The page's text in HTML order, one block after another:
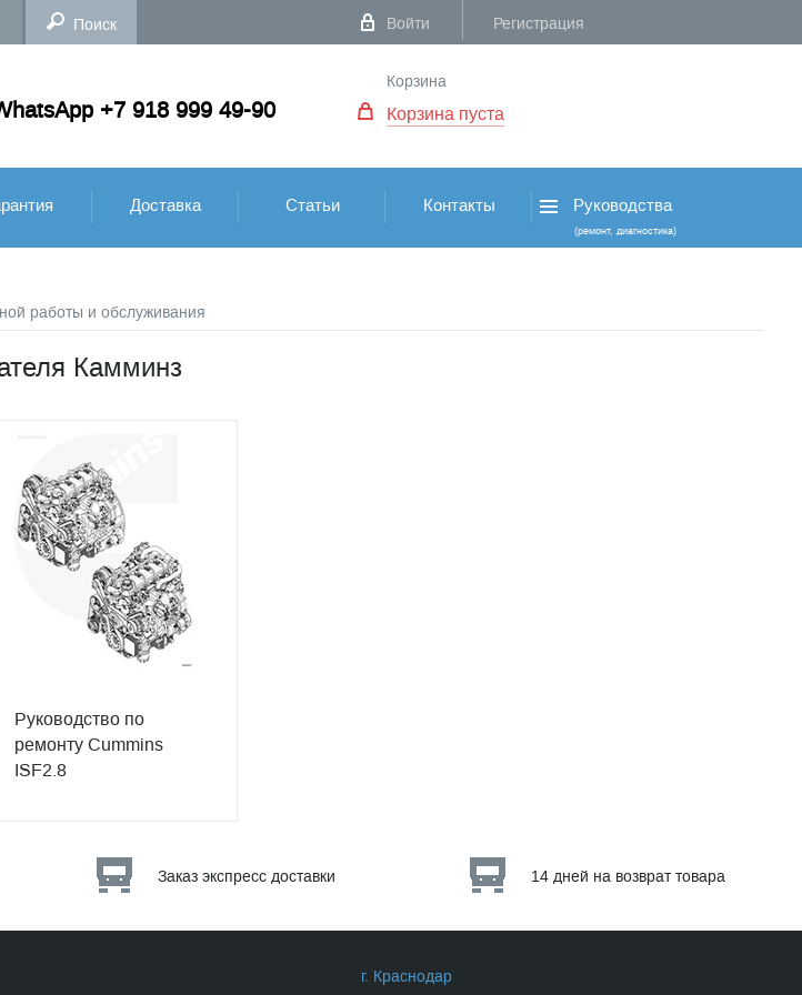
Войти Регистрация
+7 918 999 49-90
Корзина
Корзина пуста
Доставка Статьи Контакты Руководства
(ремонт, диагностика)
работы и обслуживания
Камминз
Руководство по
ремонту Cummins
ISF2.8
Заказ экспресс доставки 14 дней на возврат товара
г. Краснодар